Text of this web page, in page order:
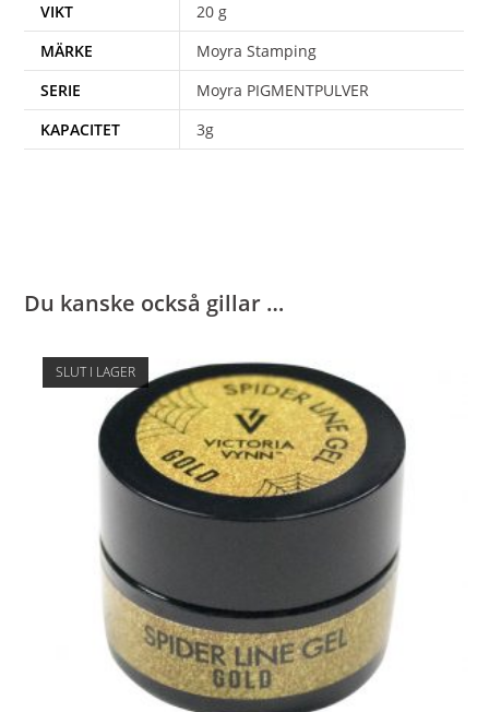
VIKT
20 g
MÄRKE
Moyra Stamping
SERIE
Moyra PIGMENTPULVER
KAPACITET
3g
Du kanske också gillar …
SLUT I LAGER